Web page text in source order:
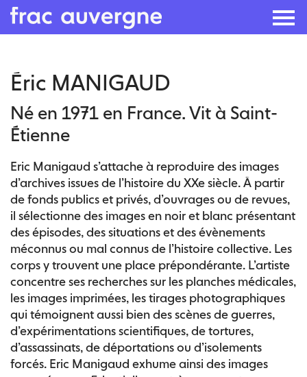
Skip
content
Éric MANIGAUD
Né en 1971 en France. Vit à Saint-
Étienne
Eric Manigaud s’attache à reproduire des images
d’archives issues de l’histoire du XXe siècle. À partir
de fonds publics et privés, d’ouvrages ou de revues,
il sélectionne des images en noir et blanc présentant
des épisodes, des situations et des évènements
méconnus ou mal connus de l’histoire collective. Les
corps y trouvent une place prépondérante. L’artiste
concentre ses recherches sur les planches médicales,
les images imprimées, les tirages photographiques
qui témoignent aussi bien des scènes de guerres,
d’expérimentations scientifiques, de tortures,
d’assassinats, de déportations ou d’isolements
forcés. Eric Manigaud exhume ainsi des images